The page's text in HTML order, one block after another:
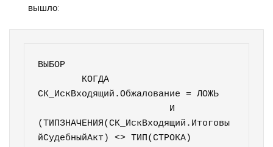
вышло:
ВЫБОР
СК_ИскВходящий.Обжалование = ЛОЖЬ
(ТИПЗНАЧЕНИЯ(СК_ИскВходящий.Итоговы
йСудебныйАкт) <> ТИП(СТРОКА)